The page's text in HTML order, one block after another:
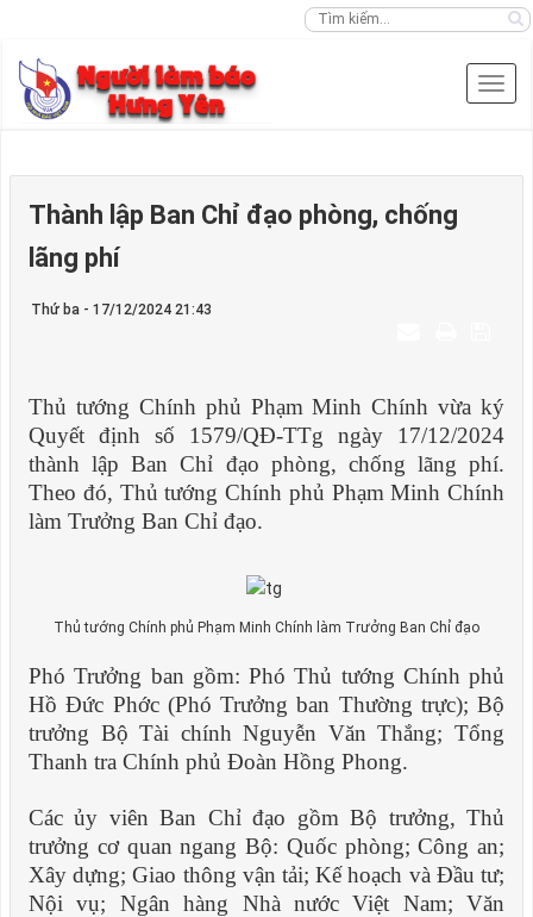
Thành lập Ban Chỉ đạo phòng, chống
lãng phí
Thứ ba - 17/12/2024 21:43
Thủ tướng Chính phủ Phạm Minh Chính vừa ký
Quyết định số 1579/QĐ-TTg ngày 17/12/2024
thành lập Ban Chỉ đạo phòng, chống lãng phí.
Theo đó, Thủ tướng Chính phủ Phạm Minh Chính
làm Trưởng Ban Chỉ đạo.
Thủ tướng Chính phủ Phạm Minh Chính làm Trưởng Ban Chỉ đạo
Phó Trưởng ban gồm: Phó Thủ tướng Chính phủ
Hồ Đức Phớc (Phó Trưởng ban Thường trực); Bộ
trưởng Bộ Tài chính Nguyễn Văn Thắng; Tổng
Thanh tra Chính phủ Đoàn Hồng Phong.
Các ủy viên Ban Chỉ đạo gồm Bộ trưởng, Thủ
trưởng cơ quan ngang Bộ: Quốc phòng; Công an;
Xây dựng; Giao thông vận tải; Kế hoạch và Đầu tư;
Nội vụ; Ngân hàng Nhà nước Việt Nam; Văn